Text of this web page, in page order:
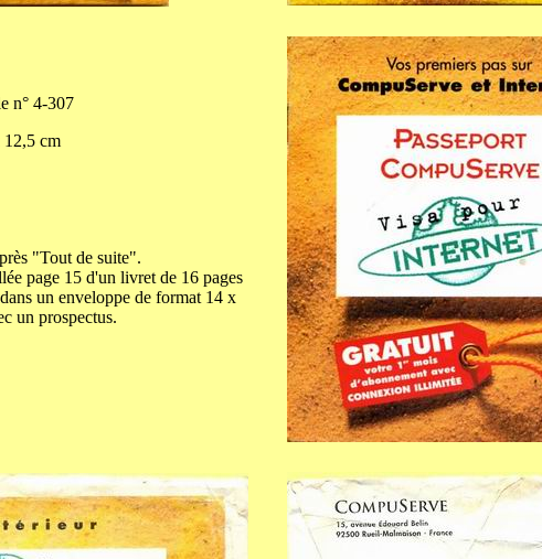
n° 4-307
12,5 cm
"Tout de suite".
page 15 d'un livret de 16 pages
un enveloppe de format 14 x
un prospectus.